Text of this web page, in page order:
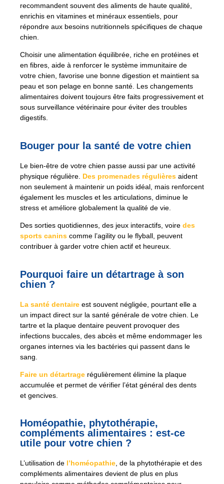
recommandent souvent des aliments de haute qualité,
enrichis en vitamines et minéraux essentiels, pour
répondre aux besoins nutritionnels spécifiques de chaque
chien.
Choisir une alimentation équilibrée, riche en protéines et
en fibres, aide à renforcer le système immunitaire de
votre chien, favorise une bonne digestion et maintient sa
peau et son pelage en bonne santé. Les changements
alimentaires doivent toujours être faits progressivement et
sous surveillance vétérinaire pour éviter des troubles
digestifs.
Bouger pour la santé de votre chien
Le bien-être de votre chien passe aussi par une activité
physique régulière. Des promenades régulières aident
non seulement à maintenir un poids idéal, mais renforcent
également les muscles et les articulations, diminue le
stress et améliore globalement la qualité de vie.
Des sorties quotidiennes, des jeux interactifs, voire des
sports canins comme l’agility ou le flyball, peuvent
contribuer à garder votre chien actif et heureux.
Pourquoi faire un détartrage à son
chien ?
La santé dentaire est souvent négligée, pourtant elle a
un impact direct sur la santé générale de votre chien. Le
tartre et la plaque dentaire peuvent provoquer des
infections buccales, des abcès et même endommager les
organes internes via les bactéries qui passent dans le
sang.
Faire un détartrage régulièrement élimine la plaque
accumulée et permet de vérifier l’état général des dents
et gencives.
Homéopathie, phytothérapie,
compléments alimentaires : est-ce
utile pour votre chien ?
L’utilisation de l’homéopathie, de la phytothérapie et des
compléments alimentaires devient de plus en plus